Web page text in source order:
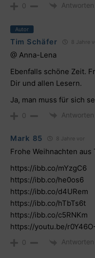
0 Antworten
Autor
Tim Schäfer 8 Jahre
@ Anna-Lena
Ebenfalls schöne Zeit.
Dir und allen Lesern.
Ja, man muss für sich
0 Antworten
Mark 85 8 Jahre vor
Frohe Weihnachten aus
https://ibb.co/mYzgC6
https://ibb.co/he0os6
https://ibb.co/d4URem
https://ibb.co/hTbTs6t
https://ibb.co/c5RNKm
https://youtu.be/
0 Antworten